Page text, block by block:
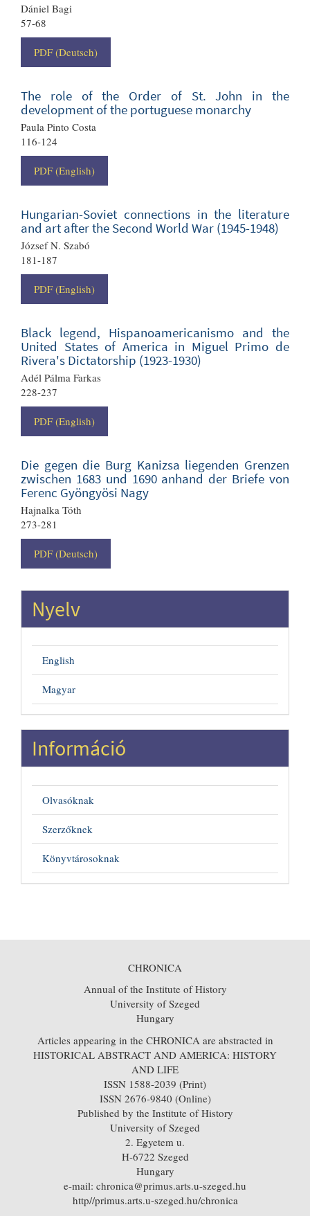
Dániel Bagi
57-68
PDF (Deutsch)
The role of the Order of St. John in the
development of the portuguese monarchy
Paula Pinto Costa
116-124
PDF (English)
Hungarian-Soviet connections in the literature
and art after the Second World War (1945-1948)
József N. Szabó
181-187
PDF (English)
Black legend, Hispanoamericanismo and the
United States of America in Miguel Primo de
Rivera's Dictatorship (1923-1930)
Adél Pálma Farkas
228-237
PDF (English)
Die gegen die Burg Kanizsa liegenden Grenzen
zwischen 1683 und 1690 anhand der Briefe von
Ferenc Gyöngyösi Nagy
Hajnalka Tóth
273-281
PDF (Deutsch)
Nyelv
English
Magyar
Információ
Olvasóknak
Szerzőknek
Könyvtárosoknak
CHRONICA
Annual of the Institute of History
University of Szeged
Hungary
Articles appearing in the CHRONICA are abstracted in
HISTORICAL ABSTRACT AND AMERICA: HISTORY
AND LIFE
ISSN 1588-2039 (Print)
ISSN 2676-9840 (Online)
Published by the Institute of History
University of Szeged
2. Egyetem u.
H-6722 Szeged
Hungary
e-mail: chronica@primus.arts.u-szeged.hu
http//primus.arts.u-szeged.hu/chronica